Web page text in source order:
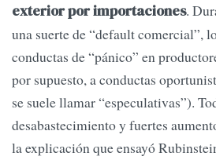
exterior por importaciones.
una suerte de “default comercial”,
conductas de “pánico” en
por supuesto, a conductas
se suele llamar “especulativas”).
desabastecimiento y fuertes
la explicación que ensayó